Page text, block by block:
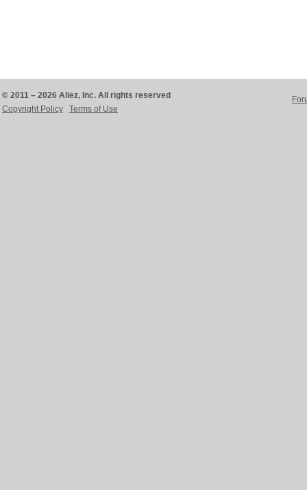
© 2011 – 2026 Aliez, Inc. All rights reserved
Copyright Policy
Terms of Use